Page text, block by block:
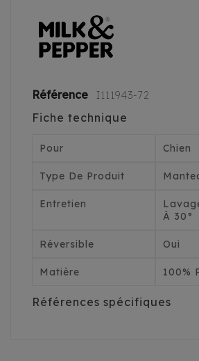
Référence I111943-72
Fiche technique
Pour Chien
Type De Produit
Entretien
À 30°
Réversible Oui
Matière 100%
Références spécifiques